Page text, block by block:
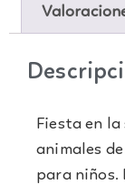
Fiesta en
animales
para niños.